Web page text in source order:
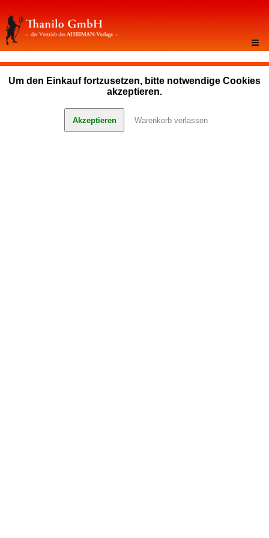
≡
Um den Einkauf fortzusetzen, bitte notwendige Cookies
akzeptieren.
Akzeptieren Warenkorb verlassen